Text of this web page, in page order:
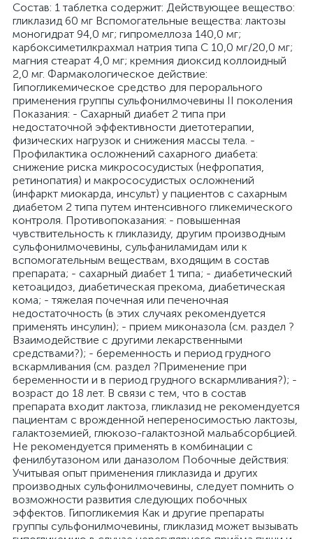
Cостав: 1 таблетка содержит: Действующее вещество:
гликлазид 60 мг Вспомогательные вещества: лактозы
моногидрат 94,0 мг; гипромеллоза 140,0 мг;
карбоксиметилкрахмал натрия типа С 10,0 мг/20,0 мг;
магния стеарат 4,0 мг; кремния диоксид коллоидный
2,0 мг. Фармакологическое действие:
Гипогликемическое средство для перорального
применения группы сульфонилмочевины II поколения
Показания: - Сахарный диабет 2 типа при
недостаточной эффективности диетотерапии,
физических нагрузок и снижения массы тела. -
Профилактика осложнений сахарного диабета:
снижение риска микрососудистых (нефропатия,
ретинопатия) и макрососудистых осложнений
(инфаркт миокарда, инсульт) у пациентов с сахарным
диабетом 2 типа путем интенсивного гликемического
контроля. Противопоказания: - повышенная
чувствительность к гликлазиду, другим производным
сульфонилмочевины, сульфаниламидам или к
вспомогательным веществам, входящим в состав
препарата; - сахарный диабет 1 типа; - диабетический
кетоацидоз, диабетическая прекома, диабетическая
кома; - тяжелая почечная или печеночная
недостаточность (в этих случаях рекомендуется
применять инсулин); - прием миконазола (см. раздел ?
Взаимодействие с другими лекарственными
средствами?); - беременность и период грудного
вскармливания (см. раздел ?Применение при
беременности и в период грудного вскармливания?); -
возраст до 18 лет. В связи с тем, что в состав
препарата входит лактоза, гликлазид не рекомендуется
пациентам с врожденной непереносимостью лактозы,
галактоземией, глюкозо-галактозной мальабсорбцией.
Не рекомендуется применять в комбинации с
фенилбутазоном или даназолом Побочные действия:
Учитывая опыт применения гликлазида и других
производных сульфонилмочевины, следует помнить о
возможности развития следующих побочных
эффектов. Гипогликемия Как и другие препараты
группы сульфонилмочевины, гликлазид может вызывать